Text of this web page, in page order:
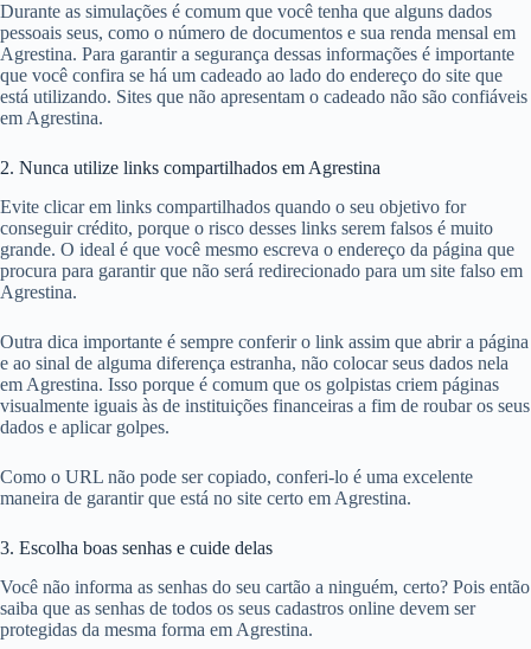
Durante as simulações é comum que você tenha que alguns dados
pessoais seus, como o número de documentos e sua renda mensal em
Agrestina. Para garantir a segurança dessas informações é importante
que você confira se há um cadeado ao lado do endereço do site que
está utilizando. Sites que não apresentam o cadeado não são confiáveis
em Agrestina.
2. Nunca utilize links compartilhados em Agrestina
Evite clicar em links compartilhados quando o seu objetivo for
conseguir crédito, porque o risco desses links serem falsos é muito
grande. O ideal é que você mesmo escreva o endereço da página que
procura para garantir que não será redirecionado para um site falso em
Agrestina.
Outra dica importante é sempre conferir o link assim que abrir a página
e ao sinal de alguma diferença estranha, não colocar seus dados nela
em Agrestina. Isso porque é comum que os golpistas criem páginas
visualmente iguais às de instituições financeiras a fim de roubar os seus
dados e aplicar golpes.
Como o URL não pode ser copiado, conferi-lo é uma excelente
maneira de garantir que está no site certo em Agrestina.
3. Escolha boas senhas e cuide delas
Você não informa as senhas do seu cartão a ninguém, certo? Pois então
saiba que as senhas de todos os seus cadastros online devem ser
protegidas da mesma forma em Agrestina.